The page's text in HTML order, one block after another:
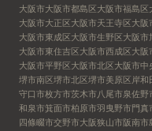
大阪市大阪市都島区大阪市福島区
大阪市大正区大阪市天王寺区大阪
大阪市東成区大阪市生野区大阪市
大阪市東住吉区大阪市西成区大阪
大阪市平野区大阪市北区大阪市中
堺市南区堺市北区堺市美原区岸和
守口市枚方市茨木市八尾市泉佐野
和泉市箕面市柏原市羽曳野市門真
四條畷市交野市大阪狭山市阪南市